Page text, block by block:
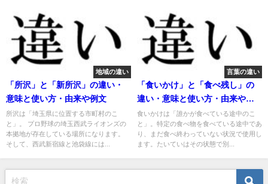
地域の違い
「所沢」と「新所沢」の違い・
意味と使い方・由来や例文
所沢は「埼玉県に位置する市町村のこ
と」。 プロ野球の埼玉西武ライオンズの
本拠地が存在している場所になります。
そして、西武新宿線と池袋線には...
言葉の違い
「食いかけ」と「食べ残し」の
違い・意味と使い方・由来や例
文
食いかけは「誰かが食べている途中のこ
と」。特定の食べ物を食べている途中であ
り、まだ食べ終わっていない状況で使用し
ます。たいていはその状態で別...